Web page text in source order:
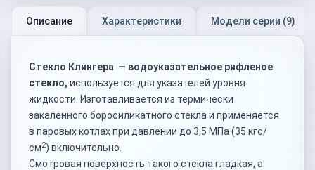
Описание Характеристики Модели серии (9)
Стекло Клингера — водоуказательное рифленое
стекло, используется для указателей уровня
жидкости. Изготавливается из термически
закаленного боросиликатного стекла и применяется
в паровых котлах при давлении до 3,5 МПа (35 кгс/
см2) включительно.
Смотровая поверхность такого стекла гладкая, а